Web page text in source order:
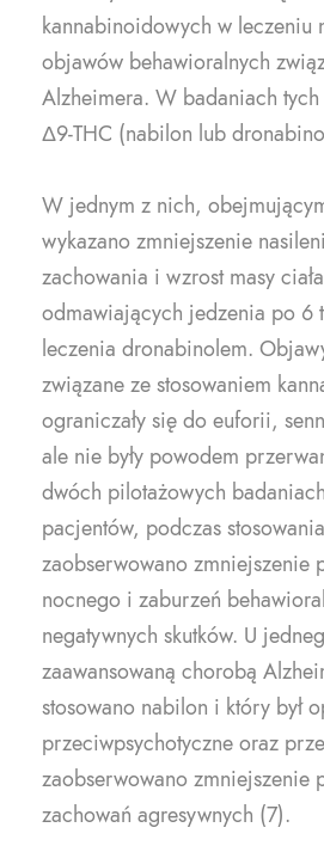
kannabinoidowych w leczeniu
objawów behawioralnych
Alzheimera. W badaniach
Δ9-THC (nabilon lub
W jednym z nich,
wykazano zmniejszenie
zachowania i wzrost masy
odmawiających jedzenia po 6
leczenia dronabinolem.
związane ze stosowaniem
ograniczały się do euforii,
ale nie były powodem
dwóch pilotażowych
pacjentów, podczas
zaobserwowano zmniejszenie
nocnego i zaburzeń
negatywnych skutków. U
zaawansowaną chorobą
stosowano nabilon i który był
przeciwpsychotyczne oraz
zaobserwowano zmniejszenie
zachowań agresywnych (7).